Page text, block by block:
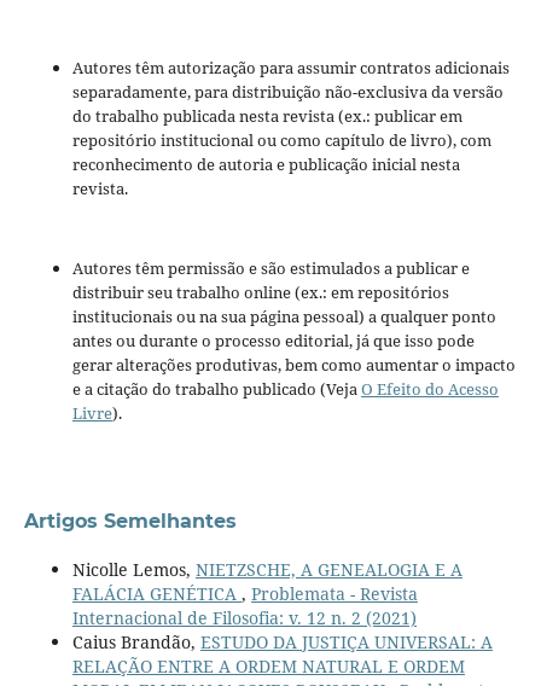
Autores têm autorização para assumir contratos adicionais
separadamente, para distribuição não-exclusiva da versão
do trabalho publicada nesta revista (ex.: publicar em
repositório institucional ou como capítulo de livro), com
reconhecimento de autoria e publicação inicial nesta
revista.
Autores têm permissão e são estimulados a publicar e
distribuir seu trabalho online (ex.: em repositórios
institucionais ou na sua página pessoal) a qualquer ponto
antes ou durante o processo editorial, já que isso pode
gerar alterações produtivas, bem como aumentar o impacto
e a citação do trabalho publicado (VejaO Efeito do Acesso
Livre).
Artigos Semelhantes
Nicolle Lemos, NIETZSCHE, A GENEALOGIA E A
FALÁCIA GENÉTICA , Problemata - Revista
Internacional de Filosofia: v. 12 n. 2 (2021)
Caius Brandão, ESTUDO DA JUSTIÇA UNIVERSAL: A
RELAÇÃO ENTRE A ORDEM NATURAL E ORDEM